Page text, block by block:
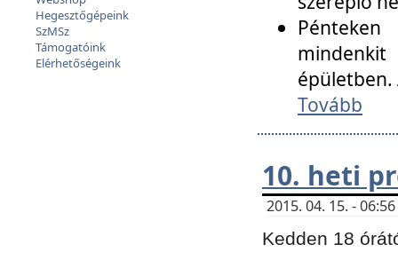
Hegesztőgépeink
SzMSz
Támogatóink
Elérhetőségeink
épületben.
Tovább
10. heti
2015. 04. 15. -
Kedden 18